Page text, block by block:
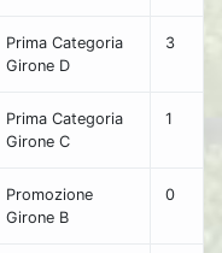
Prima Categoria
Girone D
3
Prima Categoria
Girone C
1
Promozione
Girone B
0